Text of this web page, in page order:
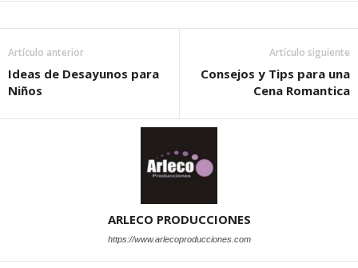
Artículo anterior
Ideas de Desayunos para
Niños
Artículo siguiente
Consejos y Tips para una
Cena Romantica
ARLECO PRODUCCIONES
https://www.arlecoproducciones.com